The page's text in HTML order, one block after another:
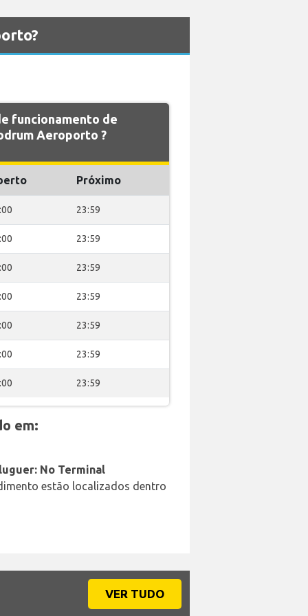
funcionamento de
Aeroporto ?
Próximo
23:59
23:59
23:59
23:59
23:59
23:59
23:59
em:
No Terminal
estão localizados dentro
VER TUDO